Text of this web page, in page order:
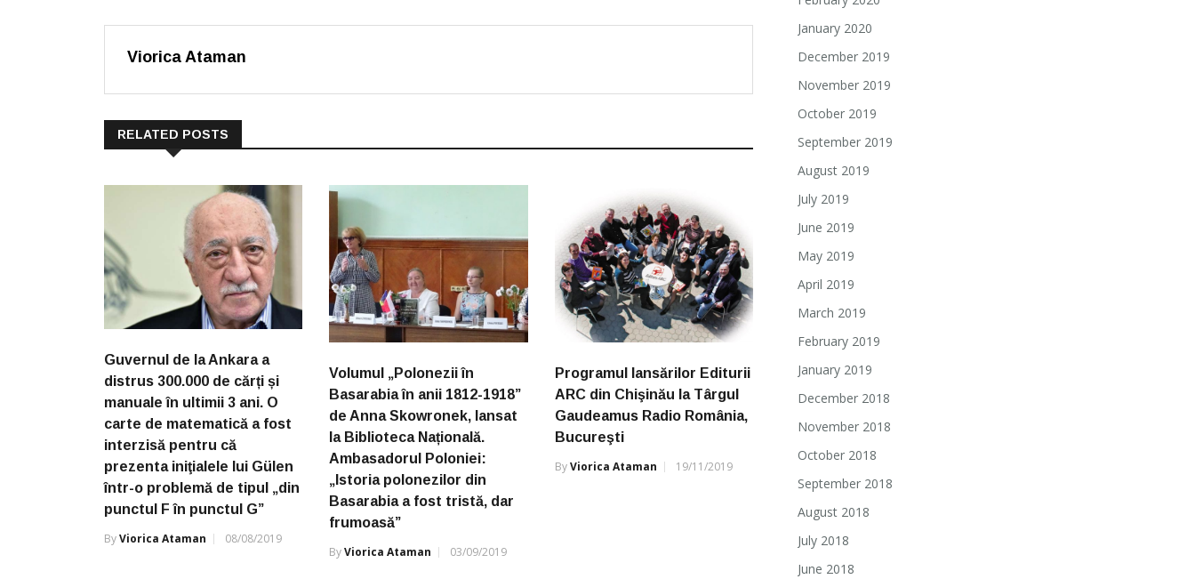
Viorica Ataman
RELATED POSTS
Guvernul de la Ankara a
distrus 300.000 de cărți și
manuale în ultimii 3 ani. O
carte de matematică a fost
interzisă pentru că
prezenta iniţialele lui Gülen
într-o problemă de tipul „din
punctul F în punctul G”
ByViorica Ataman 08/08/2019
Volumul „Polonezii în
Basarabia în anii 1812-1918”
de Anna Skowronek, lansat
la Biblioteca Națională.
Ambasadorul Poloniei:
„Istoria polonezilor din
Basarabia a fost tristă, dar
frumoasă”
ByViorica Ataman 03/09/2019
Programul lansărilor Editurii
ARC din Chişinău la Târgul
Gaudeamus Radio România,
Bucureşti
ByViorica Ataman 19/11/2019
January 2020
December 2019
November 2019
October 2019
September 2019
August 2019
July 2019
June 2019
May 2019
April 2019
March 2019
February 2019
January 2019
December 2018
November 2018
October 2018
September 2018
August 2018
July 2018
June 2018